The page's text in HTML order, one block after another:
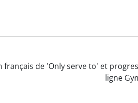
de 'Only serve to' et
ligne